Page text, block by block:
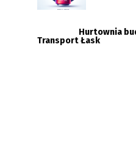
Hurtownia
Transport Łask